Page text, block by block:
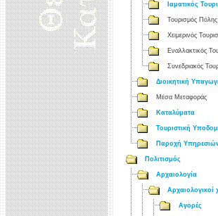
Ιαματικός
Τουρισμός Πόλης
Χειμερινός
Εναλλακτικός
Συνεδριακός
Διοικητική
Μέσα Μεταφοράς
Καταλύματα
Τουριστική
Παροχή
Πολιτισμός
Αρχαιολογία
Αρχαιολογικοί
Αγορές